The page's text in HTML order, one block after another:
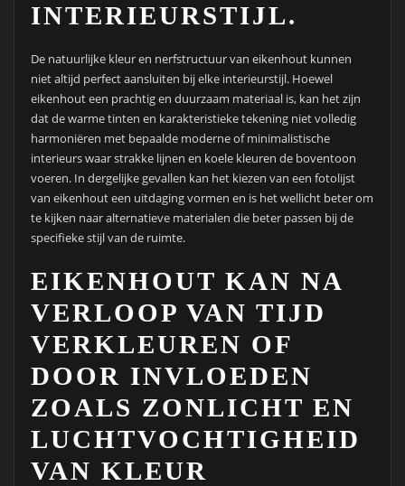
INTERIEURSTIJL.
De natuurlijke kleur en nerfstructuur van eikenhout kunnen
niet altijd perfect aansluiten bij elke interieurstijl. Hoewel
eikenhout een prachtig en duurzaam materiaal is, kan het zijn
dat de warme tinten en karakteristieke tekening niet volledig
harmoniëren met bepaalde moderne of minimalistische
interieurs waar strakke lijnen en koele kleuren de boventoon
voeren. In dergelijke gevallen kan het kiezen van een fotolijst
van eikenhout een uitdaging vormen en is het wellicht beter om
te kijken naar alternatieve materialen die beter passen bij de
specifieke stijl van de ruimte.
EIKENHOUT KAN NA
VERLOOP VAN TIJD
VERKLEUREN OF
DOOR INVLOEDEN
ZOALS ZONLICHT EN
LUCHTVOCHTIGHEID
VAN KLEUR